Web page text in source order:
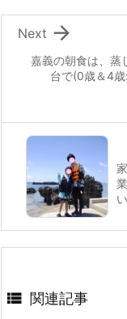
嘉義の朝食は、蒸
台で(0歳＆4

Next
 関連記事